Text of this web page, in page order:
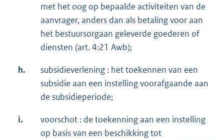
met het oog op bepaalde activiteiten van de
aanvrager, anders dan als betaling voor aan
het bestuursorgaan geleverde goederen of
diensten (art. 4:21 Awb);
h.
subsidieverlening : het toekennen van een
subsidie aan een instelling voorafgaande aan
de subsidieperiode;
i.
voorschot : de toekenning aan een instelling
op basis van een beschikking tot